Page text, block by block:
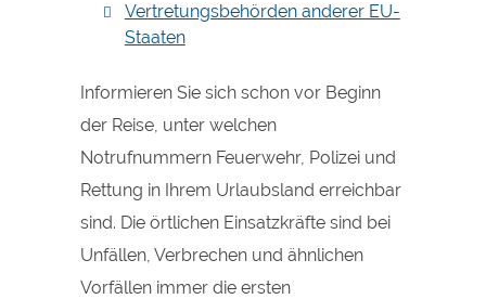
Vertretungsbehörden anderer EU-
Staaten
Informieren Sie sich schon vor Beginn
der Reise, unter welchen
Notrufnummern Feuerwehr, Polizei und
Rettung in Ihrem Urlaubsland erreichbar
sind. Die örtlichen Einsatzkräfte sind bei
Unfällen, Verbrechen und ähnlichen
Vorfällen immer die ersten